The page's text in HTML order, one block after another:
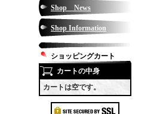
Shop News
Shop Information
ショッピングカート
カートの中身
カートは空です。